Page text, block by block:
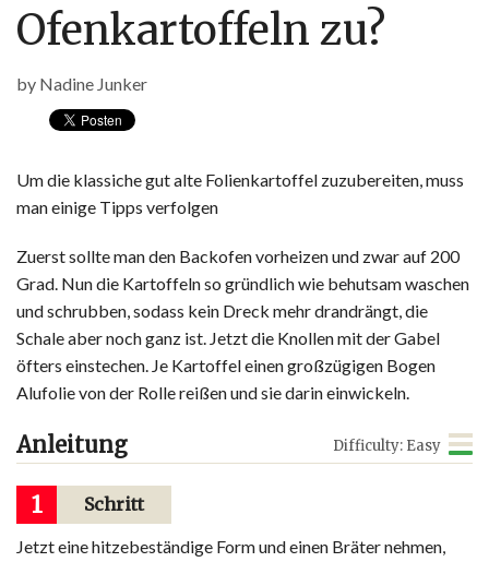
Ofenkartoffeln zu?
by Nadine Junker
Um die klassiche gut alte Folienkartoffel zuzubereiten, muss
man einige Tipps verfolgen
Zuerst sollte man den Backofen vorheizen und zwar auf 200
Grad. Nun die Kartoffeln so gründlich wie behutsam waschen
und schrubben, sodass kein Dreck mehr drandrängt, die
Schale aber noch ganz ist. Jetzt die Knollen mit der Gabel
öfters einstechen. Je Kartoffel einen großzügigen Bogen
Alufolie von der Rolle reißen und sie darin einwickeln.
Anleitung Difficulty: Easy
1 Schritt
Jetzt eine hitzebeständige Form und einen Bräter nehmen,